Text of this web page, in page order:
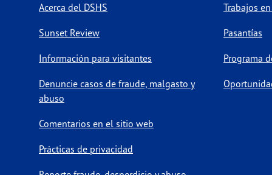
Acerca del DSHS
Sunset Review
Información para visitantes
Denuncie casos de fraude, malgasto y
abuso
Comentarios en el sitio web
Prácticas de privacidad
Trabajos
Pasantías
Programa